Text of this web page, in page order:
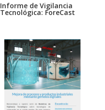
Informe de Vigilancia
Tecnológica: ForeCast